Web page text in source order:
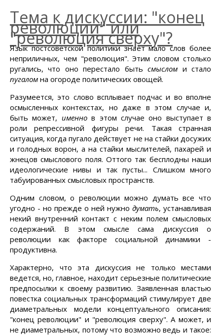
Тема к дискуссии: "конец
революции" или
"революция сверху"?
Язык постсоветской политики знает мало слов более
неприличных, чем "революция". Этим словом столько
ругались, что оно перестало бытьсмыслом и стало
пугалом на огороде политических овощей.
Разумеется, это слово всплывает подчас и во вполне
осмысленных контекстах, но даже в этом случае и,
быть может, именнов этом случае оно выступает в
роли репрессивной фигуры речи. Такая странная
ситуация, когда пугало действует не на стайки досужих
и голодных ворон, а на стайки мыслителей, пахарей и
жнецов смыслового поля. Оттого так бесплодны наши
идеологические нивы и так пусты... Слишком много
табуированных смысловых пространств.
Одним словом, о революции можно думать все что
угодно - но прежде о ней нужно думать, устанавливая
некий внутренний контакт с неким полем смысловых
содержаний. В этом смысле сама дискуссия о
революции как факторе социальной динамики -
продуктивна.
Характерно, что эта дискуссия не только местами
ведется, но, главное, находит серьезные политические
предпосылки к своему развитию. Заявленная властью
повестка социальных трансформаций стимулирует две
диаметральных модели концептуального описания:
"конец революции" и "революция сверху". А может, и
не диаметральных, потому что возможно ведь и такое: